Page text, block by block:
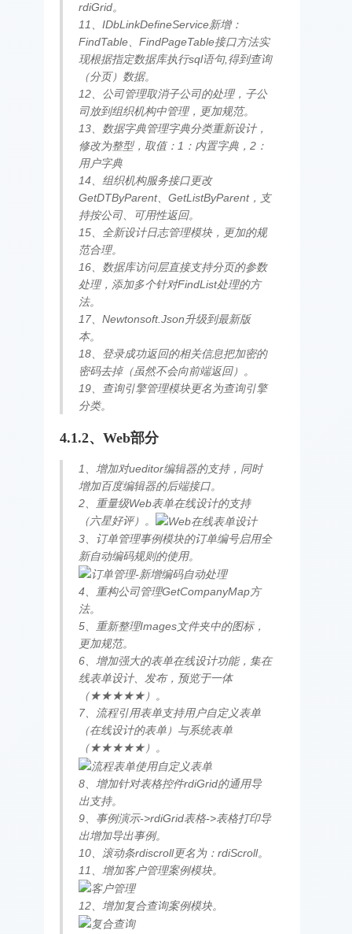
rdiGrid。
11、IDbLinkDefineService新增：
FindTable、FindPageTable接口方法实
现根据指定数据库执行sql语句,得到查询
（分页）数据。
12、公司管理取消子公司的处理，子公
司放到组织机构中管理，更加规范。
13、数据字典管理字典分类重新设计，
修改为整型，取值：1：内置字典，2：
用户字典
14、组织机构服务接口更改
GetDTByParent、GetListByParent，支
持按公司、可用性返回。
15、全新设计日志管理模块，更加的规
范合理。
16、数据库访问层直接支持分页的参数
处理，添加多个针对FindList处理的方
法。
17、Newtonsoft.Json升级到最新版
本。
18、登录成功返回的相关信息把加密的
密码去掉（虽然不会向前端返回）。
19、查询引擎管理模块更名为查询引擎
分类。
4.1.2、Web部分
1、增加对ueditor编辑器的支持，同时
增加百度编辑器的后端接口。
2、重量级Web表单在线设计的支持
（六星好评）。
3、订单管理事例模块的订单编号启用全
新自动编码规则的使用。
4、重构公司管理GetCompanyMap方
法。
5、重新整理Images文件夹中的图标，
更加规范。
6、增加强大的表单在线设计功能，集在
线表单设计、发布，预览于一体
（★★★★★）。
7、流程引用表单支持用户自定义表单
（在线设计的表单）与系统表单
（★★★★★）。
8、增加针对表格控件rdiGrid的通用导
出支持。
9、事例演示->rdiGrid表格->表格打印导
出增加导出事例。
10、滚动条rdiscroll更名为：rdiScroll。
11、增加客户管理案例模块。
12、增加复合查询案例模块。